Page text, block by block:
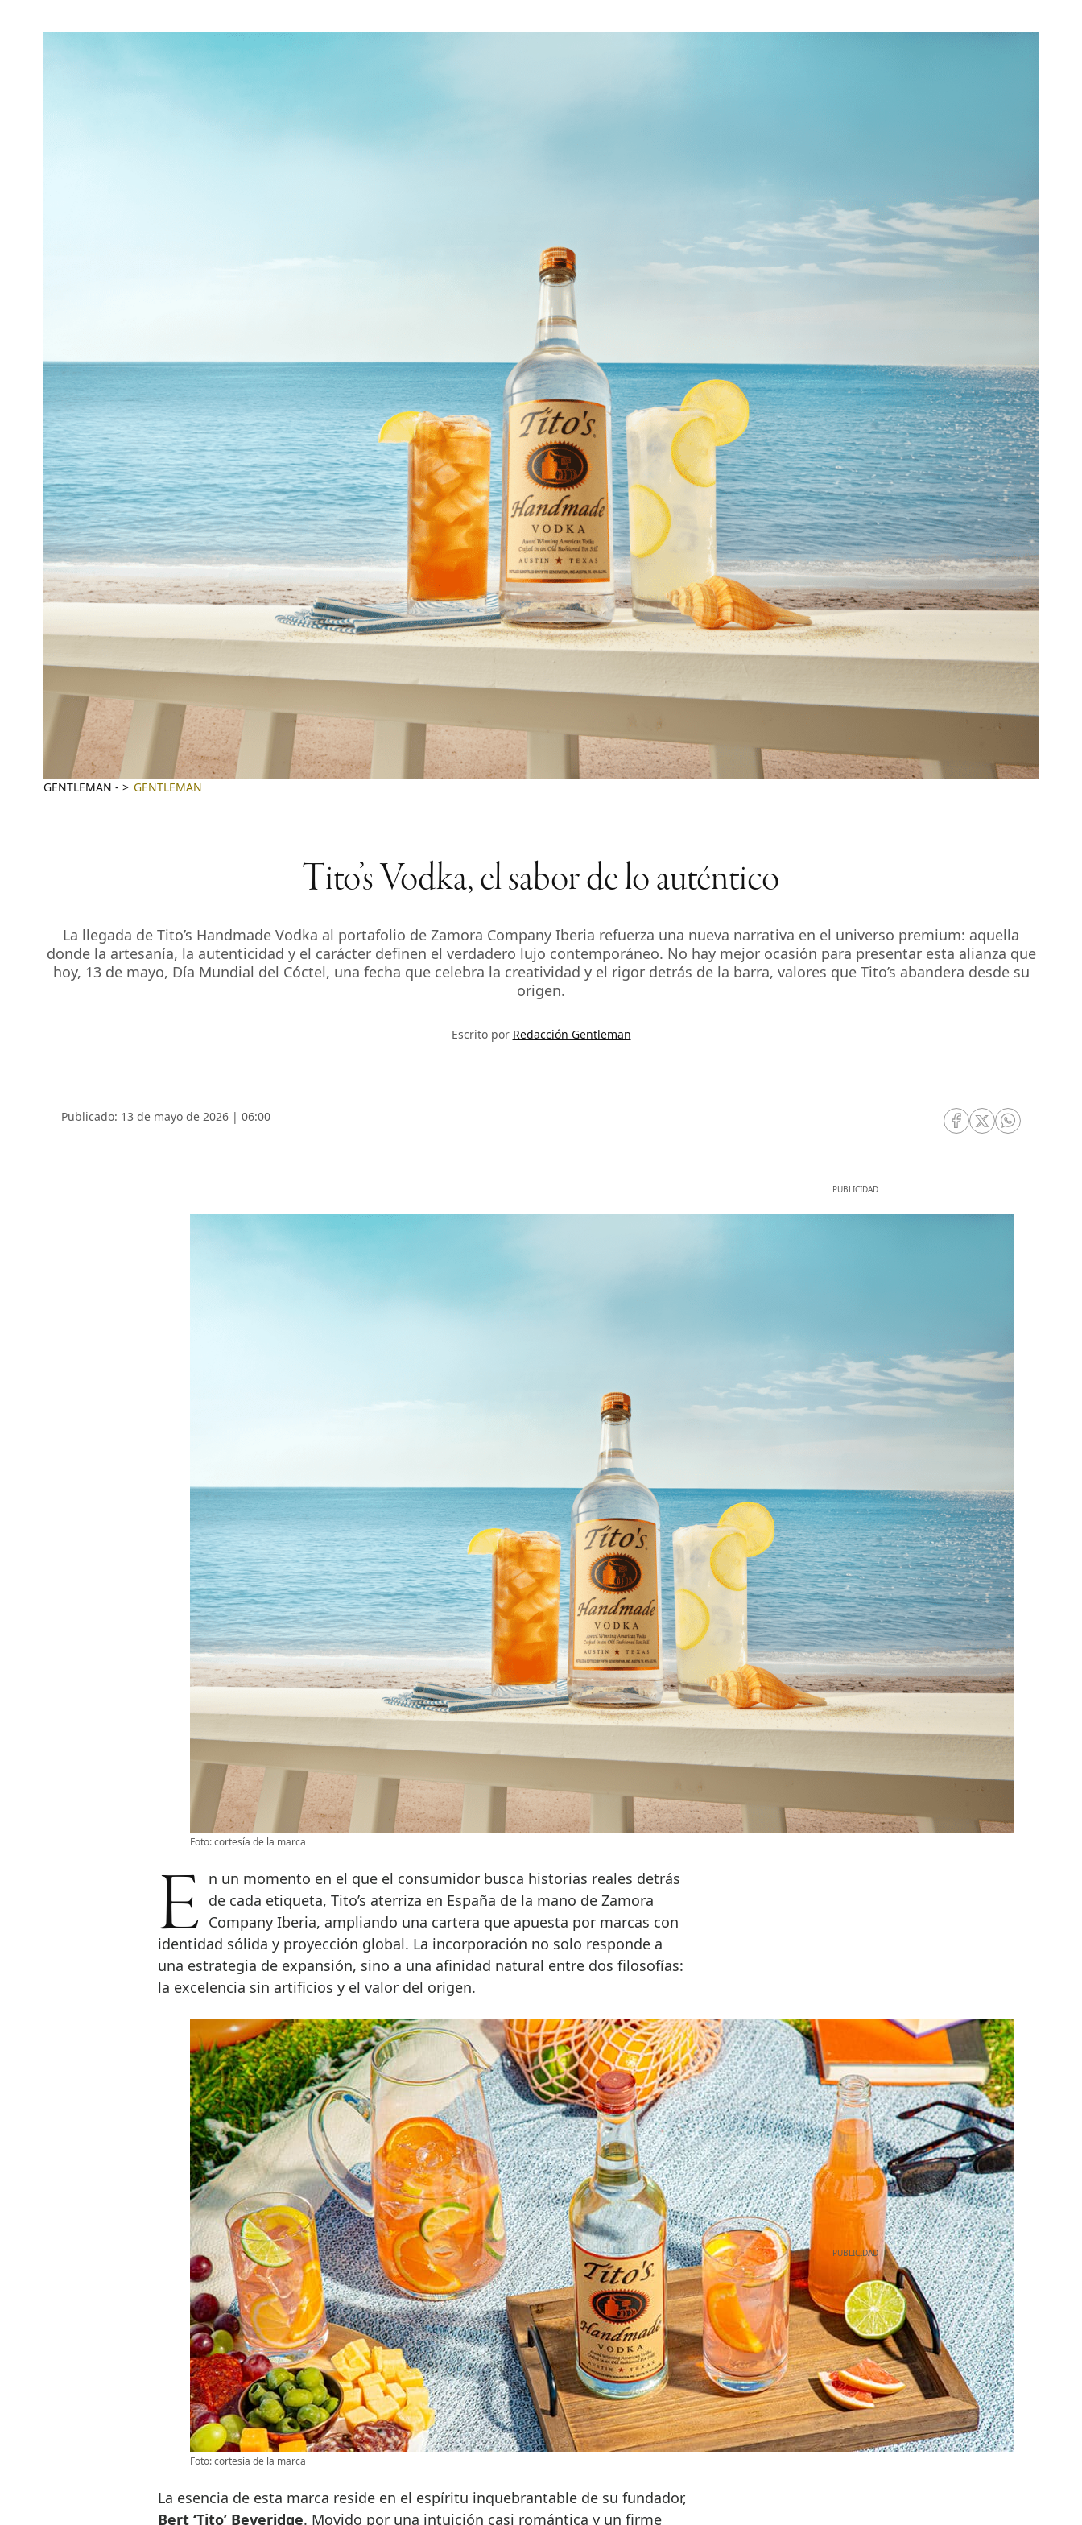
GENTLEMAN - GENTLEMAN
Tito’s Vodka, el sabor de lo auténtico
La llegada de Tito’s Handmade Vodka al portafolio de Zamora Company Iberia refuerza una nueva narrativa en el universo premium: aquella
donde la artesanía, la autenticidad y el carácter definen el verdadero lujo contemporáneo. No hay mejor ocasión para presentar esta alianza que
hoy, 13 de mayo, Día Mundial del Cóctel, una fecha que celebra la creatividad y el rigor detrás de la barra, valores que Tito’s abandera desde su
origen.
Escrito por Redacción Gentleman
Publicado: 13 de mayo de 2026 | 06:00
RRSS Facebook
RRSS Twitter
RRSS
Foto: cortesía de la marca
En un momento en el que el consumidor busca historias reales detrás de cada etiqueta, Tito’s aterriza en España de la mano de Zamora
Company Iberia, ampliando una cartera que apuesta por marcas con
identidad sólida y proyección global. La incorporación no solo responde a
una estrategia de expansión, sino a una afinidad natural entre dos filosofías:
la excelencia sin artificios y el valor del origen.
Foto: cortesía de la marca
La esencia de esta marca reside en el espíritu inquebrantable de su fundador,
Bert ‘Tito’ Beveridge. Movido por una intuición casi romántica y un firme